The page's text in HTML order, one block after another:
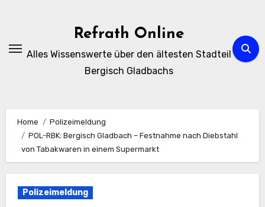
Refrath Online
Alles Wissenswerte über den ältesten Stadteil
Bergisch Gladbachs
Home
Polizeimeldung
POL-RBK: Bergisch Gladbach – Festnahme nach Diebstahl
von Tabakwaren in einem Supermarkt
Polizeimeldung